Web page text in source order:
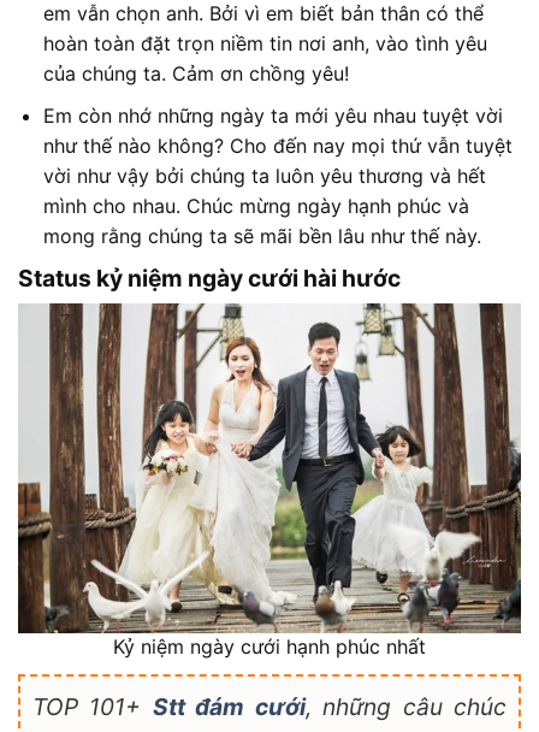
em vẫn chọn anh. Bởi vì em biết bản thân có thể
hoàn toàn đặt trọn niềm tin nơi anh, vào tình yêu
của chúng ta. Cảm ơn chồng yêu!
Em còn nhớ những ngày ta mới yêu nhau tuyệt vời
như thế nào không? Cho đến nay mọi thứ vẫn tuyệt
vời như vậy bởi chúng ta luôn yêu thương và hết
mình cho nhau. Chúc mừng ngày hạnh phúc và
mong rằng chúng ta sẽ mãi bền lâu như thế này.
Status kỷ niệm ngày cưới hài hước
Kỷ niệm ngày cưới hạnh phúc nhất
TOP 101+ Stt đám cưới, những câu chúc